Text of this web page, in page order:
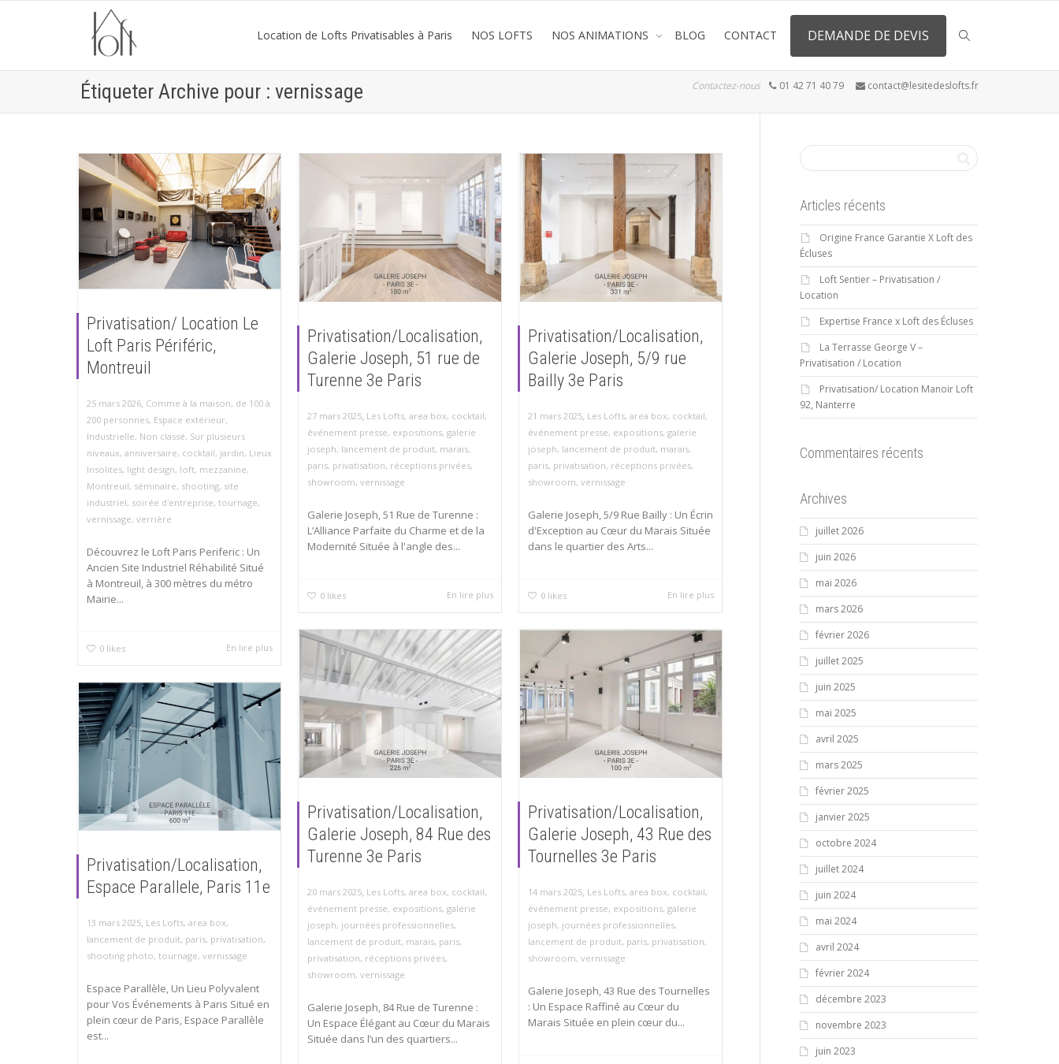
Location de Lofts Privatisables à Paris NOS LOFTS NOS ANIMATIONS BLOG CONTACT DEMANDE DE DEVIS
Étiqueter Archive pour : vernissage Contactez-nous 01 42 71 40 79 contact@lesitedeslofts.fr
Privatisation/ Location Le
Loft Paris Périféric,
Montreuil
25 mars 2026, Comme à la maison, de 100 à
200 personnes, Espace extérieur,
Industrielle, Non classé, Sur plusieurs
niveaux, anniversaire, cocktail, jardin, Lieux
Insolites, light design, loft, mezzanine,
Montreuil, séminaire, shooting, site
industriel, soirée d'entreprise, tournage,
vernissage, verrière
Découvrez le Loft Paris Periferic : Un
Ancien Site Industriel Réhabilité Situé
à Montreuil, à 300 mètres du métro
Mairie...
0 likes En lire plus
Privatisation/Localisation,
Galerie Joseph, 51 rue de
Turenne 3e Paris
27 mars 2025, Les Lofts, area box, cocktail,
événement presse, expositions, galerie
joseph, lancement de produit, marais,
paris, privatisation, réceptions privées,
showroom, vernissage
Galerie Joseph, 51 Rue de Turenne :
L’Alliance Parfaite du Charme et de la
Modernité Située à l'angle des...
0 likes En lire plus
Privatisation/Localisation,
Galerie Joseph, 5/9 rue
Bailly 3e Paris
21 mars 2025, Les Lofts, area box, cocktail,
événement presse, expositions, galerie
joseph, lancement de produit, marais,
paris, privatisation, réceptions privées,
showroom, vernissage
Galerie Joseph, 5/9 Rue Bailly : Un Écrin
d'Exception au Cœur du Marais Située
dans le quartier des Arts...
0 likes En lire plus
Privatisation/Localisation,
Galerie Joseph, 84 Rue des
Turenne 3e Paris
20 mars 2025, Les Lofts, area box, cocktail,
événement presse, expositions, galerie
joseph, journées professionnelles,
lancement de produit, marais, paris,
privatisation, réceptions privées,
showroom, vernissage
Galerie Joseph, 84 Rue de Turenne :
Un Espace Élégant au Cœur du Marais
Située dans l’un des quartiers...
Privatisation/Localisation,
Galerie Joseph, 43 Rue des
Tournelles 3e Paris
14 mars 2025, Les Lofts, area box, cocktail,
événement presse, expositions, galerie
joseph, journées professionnelles,
lancement de produit, paris, privatisation,
showroom, vernissage
Galerie Joseph, 43 Rue des Tournelles
: Un Espace Raffiné au Cœur du
Marais Située en plein cœur du...
Privatisation/Localisation,
Espace Parallele, Paris 11e
13 mars 2025, Les Lofts, area box,
lancement de produit, paris, privatisation,
shooting photo, tournage, vernissage
Espace Parallèle, Un Lieu Polyvalent
pour Vos Événements à Paris Situé en
plein cœur de Paris, Espace Parallèle
est...
Articles récents
Origine France Garantie X Loft des
Écluses
Loft Sentier – Privatisation /
Location
Expertise France x Loft des Écluses
La Terrasse George V –
Privatisation / Location
Privatisation/ Location Manoir Loft
92, Nanterre
Commentaires récents
Archives
juillet 2026
juin 2026
mai 2026
mars 2026
février 2026
juillet 2025
juin 2025
mai 2025
avril 2025
mars 2025
février 2025
janvier 2025
octobre 2024
juillet 2024
juin 2024
mai 2024
avril 2024
février 2024
décembre 2023
novembre 2023
juin 2023